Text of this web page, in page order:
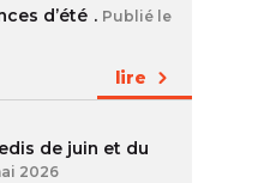
d’été
Publié le
lire
de juin et du
2026